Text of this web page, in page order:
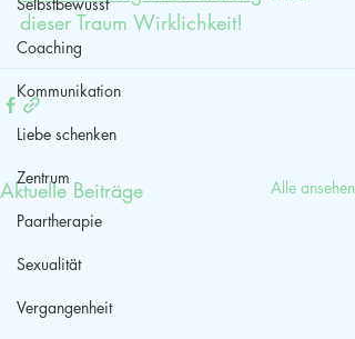
Coaching
Kommunikation
Liebe schenken
Zentrum
Paartherapie
Sexualität
Vergangenheit
dieser Traum Wirklichkeit!
Aktuelle Beiträge Alle ansehen